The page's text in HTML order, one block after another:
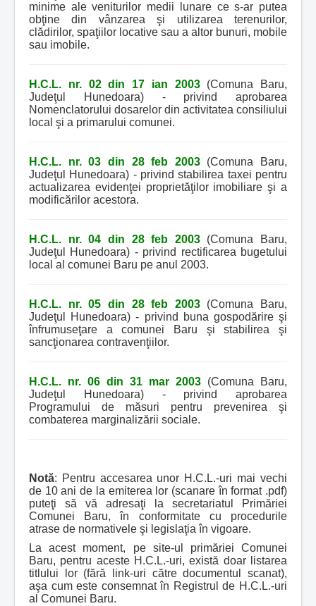
minime ale veniturilor medii lunare ce s-ar putea
obţine din vânzarea şi utilizarea terenurilor,
clădirilor, spaţiilor locative sau a altor bunuri, mobile
sau imobile.
H.C.L. nr. 02 din 17 ian 2003(Comuna Baru,
Judeţul Hunedoara) - privind aprobarea
Nomenclatorului dosarelor din activitatea consiliului
local şi a primarului comunei.
H.C.L. nr. 03 din 28 feb 2003(Comuna Baru,
Judeţul Hunedoara) - privind stabilirea taxei pentru
actualizarea evidenţei proprietăţilor imobiliare şi a
modificărilor acestora.
H.C.L. nr. 04 din 28 feb 2003(Comuna Baru,
Judeţul Hunedoara) - privind rectificarea bugetului
local al comunei Baru pe anul 2003.
H.C.L. nr. 05 din 28 feb 2003(Comuna Baru,
Judeţul Hunedoara) - privind buna gospodărire şi
înfrumuseţare a comunei Baru şi stabilirea şi
sancţionarea contravenţiilor.
H.C.L. nr. 06 din 31 mar 2003 (Comuna Baru,
Judeţul Hunedoara) - privind aprobarea
Programului de măsuri pentru prevenirea şi
combaterea marginalizării sociale.
Notă: Pentru accesarea unor H.C.L.-uri mai vechi
de 10 ani de la emiterea lor (scanare în format .pdf)
puteţi să vă adresaţi la secretariatul Primăriei
Comunei Baru, în conformitate cu procedurile
atrase de normativele şi legislaţia în vigoare.
La acest moment, pe site-ul primăriei Comunei
Baru, pentru aceste H.C.L.-uri, există doar listarea
titlului lor (fără link-uri către documentul scanat),
aşa cum este consemnat în Registrul de H.C.L.-uri
al Comunei Baru.